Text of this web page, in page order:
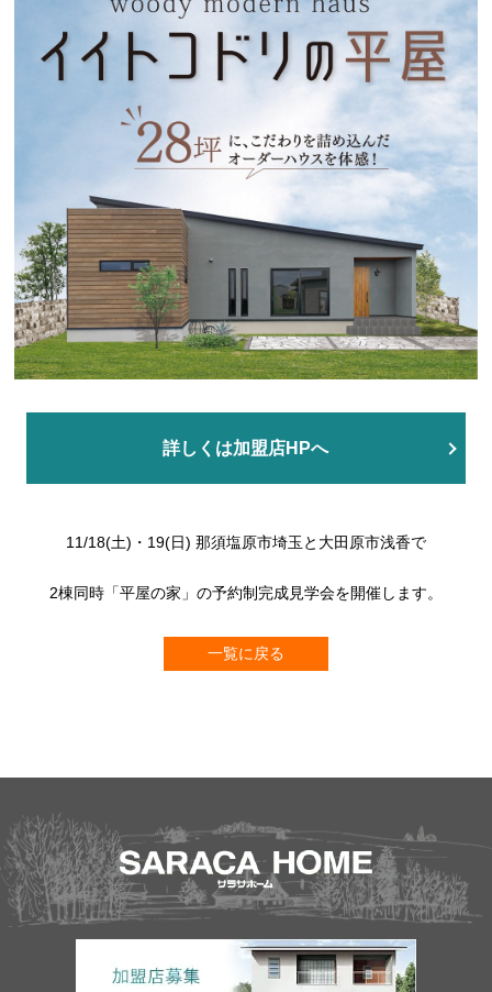
詳しくは加盟店HPへ
11/18(土)・19(日) 那須塩原市埼玉と大田原市浅香で
2棟同時「平屋の家」の予約制完成見学会を開催します。
一覧に戻る